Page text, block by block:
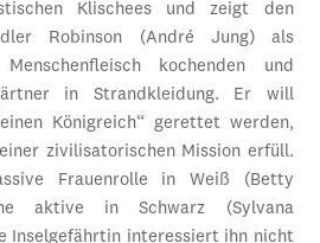
Klischees und zeigt den
Robinson (André Jung) als
kochenden und
in Strandkleidung. Er will
Königreich“ gerettet werden,
zivilisatorischen Mission erfüll.
Frauenrolle in Weiß (Betty
aktive in Schwarz (Sylvana
Inselgefährtin interessiert ihn nicht